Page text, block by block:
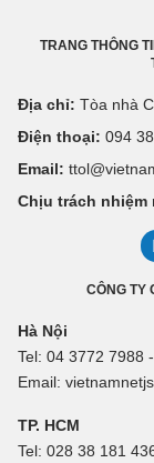
TRANG THÔNG
Địa chỉ: Tòa nhà
Điện thoại: 094
Email:
Chịu trách nhiệm
CÔNG TY
Hà Nội
Tel: 04 3772 7988
Email:
TP. HCM
Tel: 028 38 181